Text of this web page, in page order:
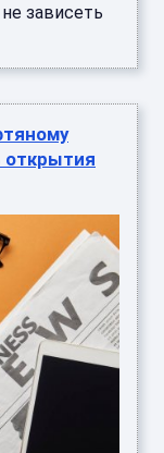
зависеть
открытия